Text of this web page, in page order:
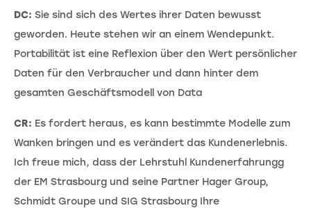
DC: Sie sind sich des Wertes ihrer Daten bewusst
geworden. Heute stehen wir an einem Wendepunkt.
Portabilität ist eine Reflexion über den Wert persönlicher
Daten für den Verbraucher und dann hinter dem
gesamten Geschäftsmodell von Data
CR: Es fordert heraus, es kann bestimmte Modelle zum
Wanken bringen und es verändert das Kundenerlebnis.
Ich freue mich, dass der Lehrstuhl Kundenerfahrungg
der EM Strasbourg und seine Partner Hager Group,
Schmidt Groupe und SIG Strasbourg Ihre